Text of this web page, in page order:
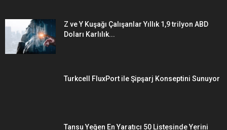
Z ve Y Kuşağı Çalışanlar Yıllık 1,9 trilyon ABD
Doları Karlılık...
Turkcell FluxPort ile Şipşarj Konseptini Sunuyor
Tansu Yeğen En Yaratıcı 50 Listesinde Yerini